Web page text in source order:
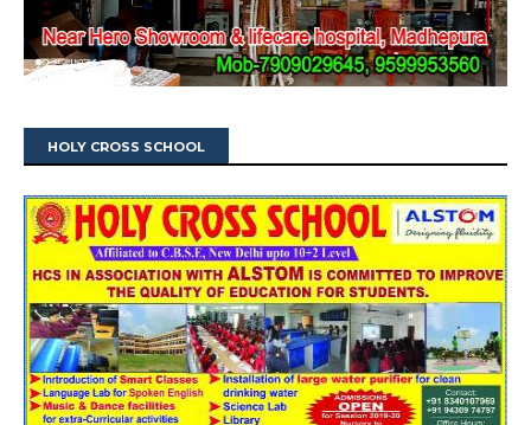
HOLY CROSS SCHOOL